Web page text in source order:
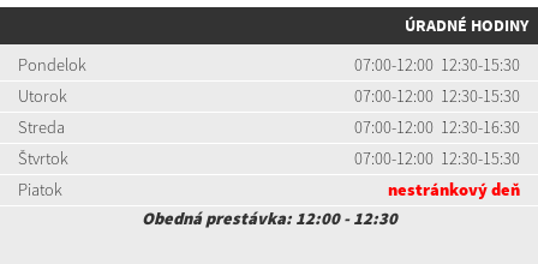
ÚRADNÉ HODINY
Pondelok
07:00-12:00 12:30-15:30
Utorok
07:00-12:00 12:30-15:30
Streda
07:00-12:00 12:30-16:30
Štvrtok
07:00-12:00 12:30-15:30
Piatok
nestránkový deň
Obedná prestávka: 12:00 - 12:30